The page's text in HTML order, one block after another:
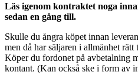
Läs igenom kontraktet noga
sedan en gång till.
Skulle du ångra köpet innan
men då har säljaren i allmänhet rätt
Köper du fordonet på avbetalning
kontant. (Kan också ske i form av